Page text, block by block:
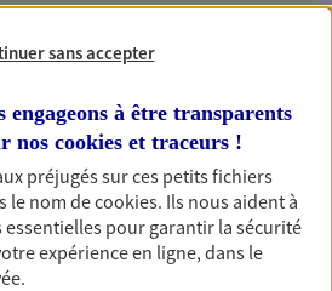
les
et les
des indépendants. Nous
sans accepter
engageons à être transparents
nos cookies et traceurs !
préjugés sur ces petits fichiers
le nom decookies. Ils nous aident à
pour garantir la sécurité
expérience en ligne, dans le